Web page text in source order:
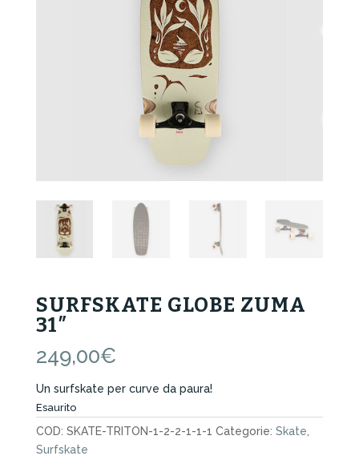
SURFSKATE GLOBE ZUMA
31″
249,00€
Un surfskate per curve da paura!
Esaurito
COD: SKATE-TRITON-1-2-2-1-1-1 Categorie: Skate
Surfskate